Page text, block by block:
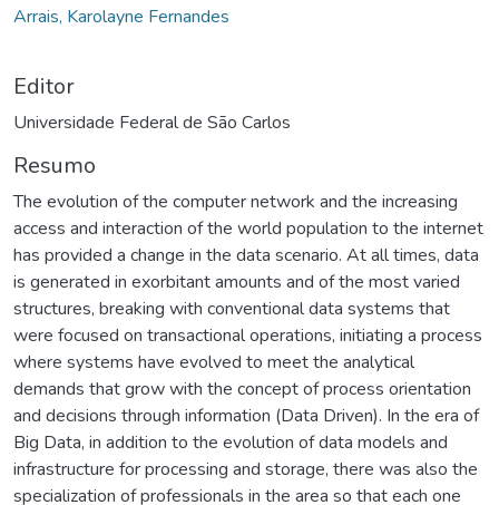
Arrais, Karolayne Fernandes
Editor
Universidade Federal de São Carlos
Resumo
The evolution of the computer network and the increasing
access and interaction of the world population to the internet
has provided a change in the data scenario. At all times, data
is generated in exorbitant amounts and of the most varied
structures, breaking with conventional data systems that
were focused on transactional operations, initiating a process
where systems have evolved to meet the analytical
demands that grow with the concept of process orientation
and decisions through information (Data Driven). In the era of
Big Data, in addition to the evolution of data models and
infrastructure for processing and storage, there was also the
specialization of professionals in the area so that each one